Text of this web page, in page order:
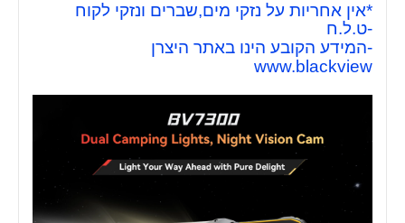
*אין אחריות על נזקי מים,שברים ונזקי לקוח
-ט.ל.ח
-המידע הקובע הינו באתר היצרן
www.blackview